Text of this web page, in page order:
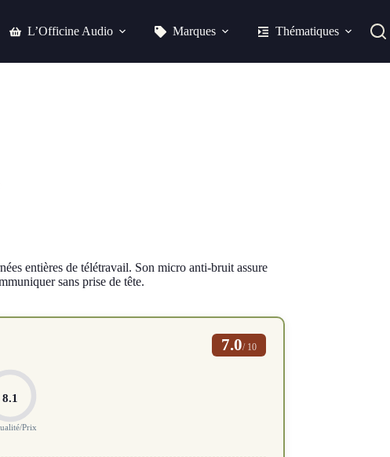
L’Officine Audio Marques Thématiques
entières de télétravail. Son micro anti-bruit assure
sans prise de tête.
7.0/ 10
8.1
Prix